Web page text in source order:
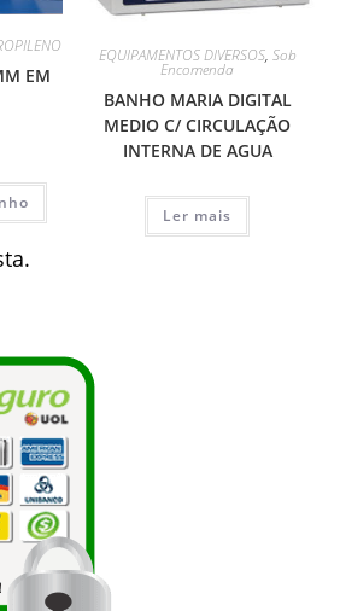
EM
EQUIPAMENTOS DIVERSOS, Sob
Encomenda
BANHO MARIA DIGITAL
MEDIO C/ CIRCULAÇÃO
INTERNA DE AGUA
Ler mais